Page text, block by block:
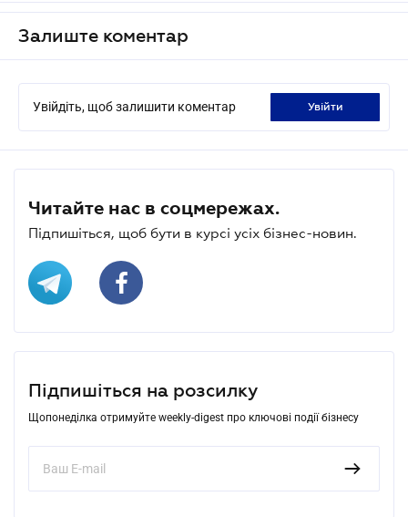
Залиште коментар
Увійдіть, щоб залишити коментар увійти
Читайте нас в соцмережах.
Підпишіться, щоб бути в курсі усіх бізнес-новин.
Підпишіться на розсилку
Щопонеділка отримуйте weekly-digest про ключові події бізнесу